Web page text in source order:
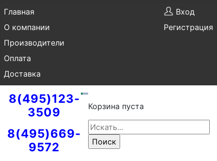
Главная
О компании
Производители
Оплата
Доставка
Вход
Регистрация
8(495)123-
3509
8(495)669-
9572
Корзина пуста